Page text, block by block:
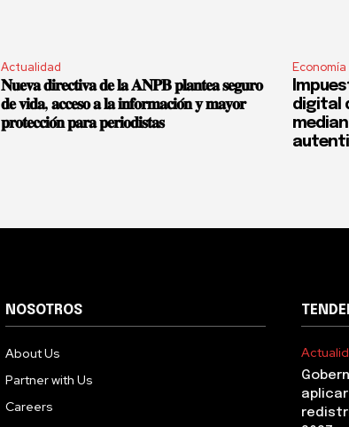
Actualidad
𝐍𝐮𝐞𝐯𝐚 𝐝𝐢𝐫𝐞𝐜𝐭𝐢𝐯𝐚 𝐝𝐞 𝐥𝐚 𝐀𝐍𝐏𝐁 𝐩𝐥𝐚𝐧𝐭𝐞𝐚 𝐬𝐞𝐠𝐮𝐫𝐨
𝐝𝐞 𝐯𝐢𝐝𝐚, 𝐚𝐜𝐜𝐞𝐬𝐨 𝐚 𝐥𝐚 𝐢𝐧𝐟𝐨𝐫𝐦𝐚𝐜𝐢𝐨́𝐧 𝐲 𝐦𝐚𝐲𝐨𝐫
𝐩𝐫𝐨𝐭𝐞𝐜𝐜𝐢𝐨́𝐧 𝐩𝐚𝐫𝐚 𝐩𝐞𝐫𝐢𝐨𝐝𝐢𝐬𝐭𝐚𝐬
Economía
digital
NOSOTROS
About Us
Partner with Us
Careers